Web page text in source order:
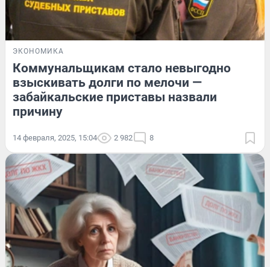
ЭКОНОМИКА
Коммунальщикам стало невыгодно
взыскивать долги по мелочи —
забайкальские приставы назвали
причину
14 февраля, 2025, 15:04 2 982 8